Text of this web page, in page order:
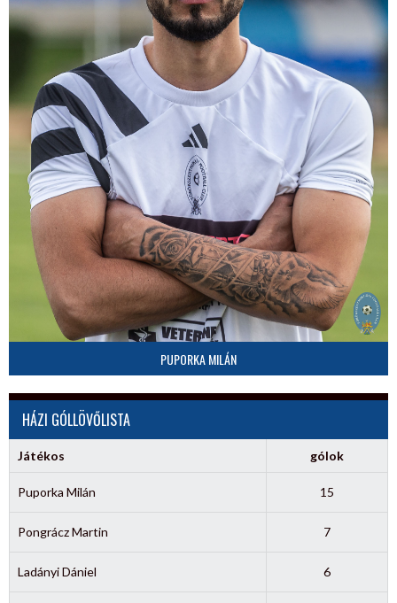
PUPORKA MILÁN
HÁZI GÓLLÖVŐLISTA
Játékos gólok
Puporka Milán 15
Pongrácz Martin 7
Ladányi Dániel 6